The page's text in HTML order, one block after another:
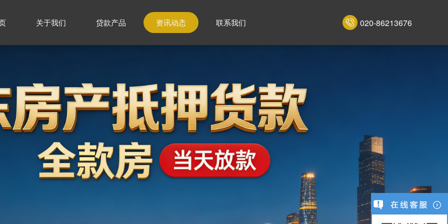
关于我们 贷款产品 资讯动态 联系我们 020-86213676